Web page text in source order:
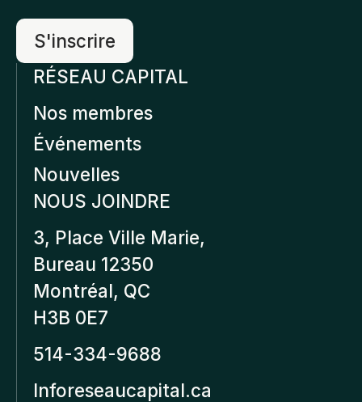
RÉSEAU CAPITAL
Nos membres
Événements
Nouvelles
NOUS JOINDRE
3, Place Ville Marie,
Bureau 12350
Montréal, QC
H3B 0E7
514-334-9688
Inforeseaucapital.ca